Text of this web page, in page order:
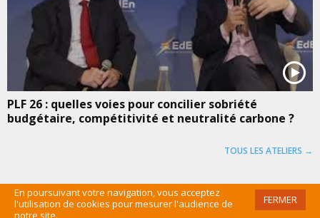
En poursuivant votre navigation, vous acceptez
l'utilisation de cookies pour mesurer l'audience de
notre site.
FERMER
PLF 26 : quelles voies pour concilier sobriété
budgétaire, compétitivité et neutralité carbone ?
TOUS LES ATELIERS →
©EDEN 2016 /MENTIONS LÉGALES/CGU/PLAN DU SITE /ADMIN